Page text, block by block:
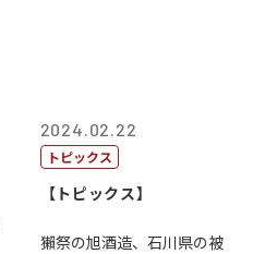
2024.02.22
トピックス
【トピックス】
獺祭の旭酒造、石川県の被